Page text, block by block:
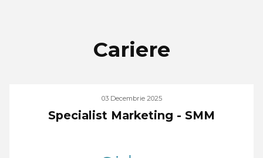
Cariere
03 Decembrie 2025
Specialist Marketing - SMM